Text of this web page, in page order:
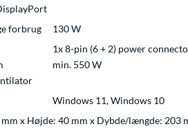
forbrug
130 W
1x 8-pin (6 + 2) power
min. 550 W
Windows 11, Windows 10
x Højde: 40 mm x Dybde/længde: 203